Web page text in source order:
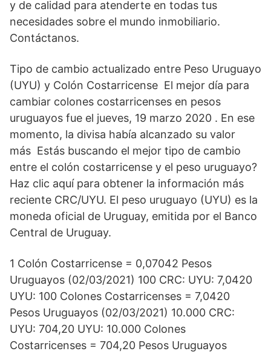
y de calidad para atenderte en todas tus
necesidades sobre el mundo inmobiliario.
Contáctanos.
Tipo de cambio actualizado entre Peso Uruguayo
(UYU) y Colón Costarricense El mejor día para
cambiar colones costarricenses en pesos
uruguayos fue el jueves, 19 marzo 2020 . En ese
momento, la divisa había alcanzado su valor
más Estás buscando el mejor tipo de cambio
entre el colón costarricense y el peso uruguayo?
Haz clic aquí para obtener la información más
reciente CRC/UYU. El peso uruguayo (UYU) es la
moneda oficial de Uruguay, emitida por el Banco
Central de Uruguay.
1 Colón Costarricense = 0,07042 Pesos
Uruguayos (02/03/2021) 100 CRC: UYU: 7,0420
UYU: 100 Colones Costarricenses = 7,0420
Pesos Uruguayos (02/03/2021) 10.000 CRC:
UYU: 704,20 UYU: 10.000 Colones
Costarricenses = 704,20 Pesos Uruguayos